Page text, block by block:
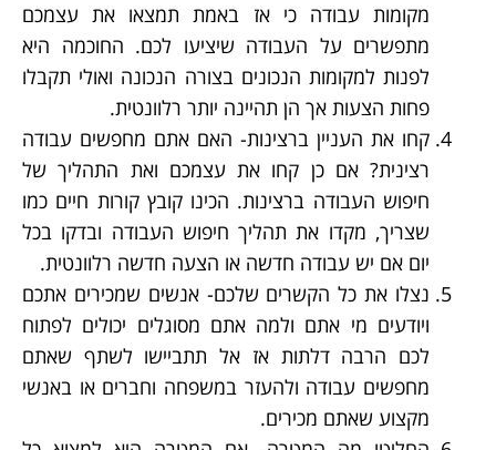
מקומות עבודה כי אז באמת תמצאו את עצמכם
מתפשרים על העבודה שיציעו לכם. החוכמה היא
לפנות למקומות הנכונים בצורה הנכונה ואולי תקבלו
פחות הצעות אך הן תהיינה יותר רלוונטית.
קחו את העניין ברצינות- האם אתם מחפשים עבודה
רצינית? אם כן קחו את עצמכם ואת התהליך של
חיפוש העבודה ברצינות. הכינו קובץ קורות חיים כמו
שצריך, מקדו את תהליך חיפוש העבודה ובדקו בכל
יום אם יש עבודה חדשה או הצעה חדשה רלוונטית.
נצלו את כל הקשרים שלכם- אנשים שמכירים אתכם
ויודעים מי אתם ולמה אתם מסוגלים יכולים לפתוח
לכם הרבה דלתות אז אל תתביישו לשתף שאתם
מחפשים עבודה ולהעזר במשפחה וחברים או באנשי
מקצוע שאתם מכירים.